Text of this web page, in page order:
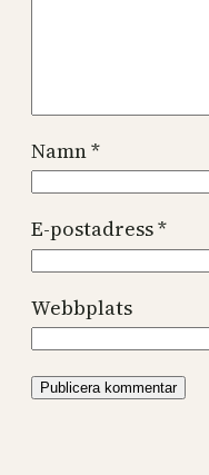
Namn*
E-postadress*
Webbplats